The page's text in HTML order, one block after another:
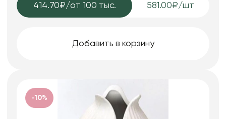
414.70₽/от 100 тыс. 581.00₽/шт
Добавить в корзину
-10%